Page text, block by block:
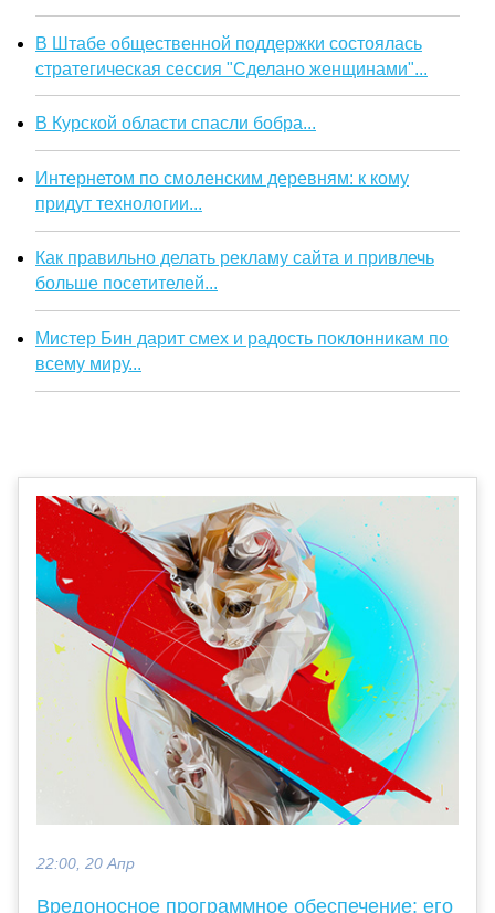
В Штабе общественной поддержки состоялась
стратегическая сессия "Сделано женщинами"...
В Курской области спасли бобра...
Интернетом по смоленским деревням: к кому
придут технологии...
Как правильно делать рекламу сайта и привлечь
больше посетителей...
Мистер Бин дарит смех и радость поклонникам по
всему миру...
22:00, 20 Апр
Вредоносное программное обеспечение: его